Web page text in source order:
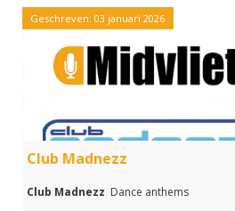
Geschreven: 03 januari 2026
Club Madnezz
Club Madnezz Dance anthems